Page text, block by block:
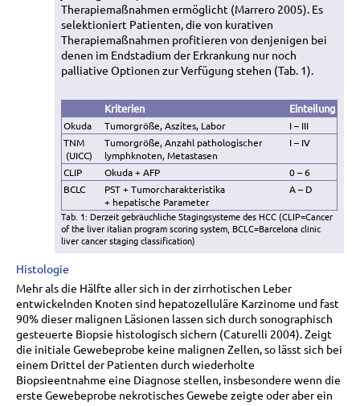
Therapiemaßnahmen ermöglicht (Marrero 2005). Es
selektioniert Patienten, die von kurativen
Therapiemaßnahmen profitieren von denjenigen bei
denen im Endstadium der Erkrankung nur noch
palliative Optionen zur Verfügung stehen (Tab. 1).
Kriterien Einteilung
Okuda Tumorgröße, Aszites, Labor
I – III
TNM
(UICC)
Tumorgröße, Anzahl pathologischer
lymphknoten, Metastasen
I – IV
CLIP Okuda + AFP
0 – 6
BCLC
PST + Tumorcharakteristika
+ hepatische Parameter
A – D
Tab. 1: Derzeit gebräuchliche Stagingsysteme des HCC (CLIP=Cancer
of the liver italian program scoring system, BCLC=Barcelona clinic
liver cancer staging classification)
Histologie
Mehr als die Hälfte aller sich in der zirrhotischen Leber
entwickelnden Knoten sind hepatozelluläre Karzinome und fast
90% dieser malignen Läsionen lassen sich durch sonographisch
gesteuerte Biopsie histologisch sichern (Caturelli 2004). Zeigt
die initiale Gewebeprobe keine malignen Zellen, so lässt sich bei
einem Drittel der Patienten durch wiederholte
Biopsieentnahme eine Diagnose stellen, insbesondere wenn die
erste Gewebeprobe nekrotisches Gewebe zeigte oder aber ein